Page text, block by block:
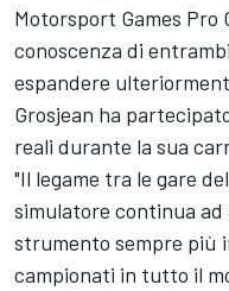
Motorsport Games Pro
conoscenza di
espandere
Grosjean ha
reali durante la sua
"Il legame tra le gare
simulatore continua
strumento sempre più
campionati in tutto il